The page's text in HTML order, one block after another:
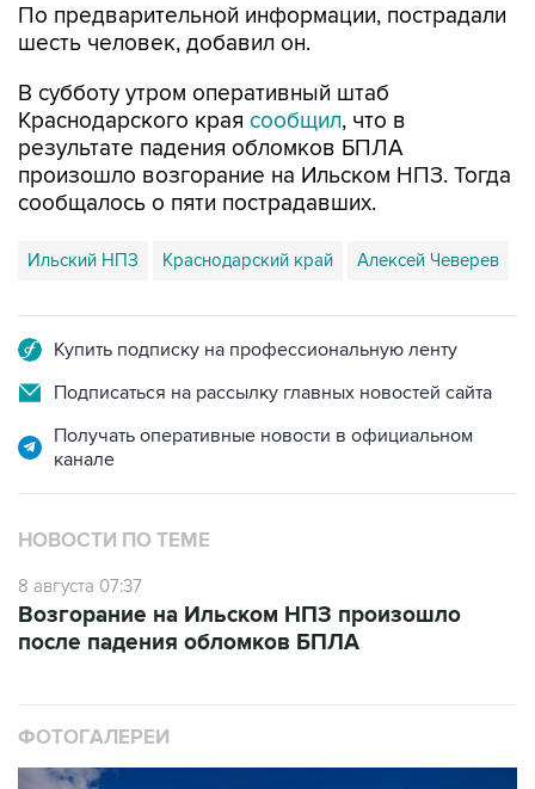
По предварительной информации, пострадали
шесть человек, добавил он.
В субботу утром оперативный штаб
Краснодарского края сообщил, что в
результате падения обломков БПЛА
произошло возгорание на Ильском НПЗ. Тогда
сообщалось о пяти пострадавших.
Ильский НПЗ Краснодарский край Алексей Чеверев
Купить подписку на профессиональную ленту
Подписаться на рассылку главных новостей сайта
Получать оперативные новости в официальном
канале
НОВОСТИ ПО ТЕМЕ
8 августа 07:37
Возгорание на Ильском НПЗ произошло
после падения обломков БПЛА
ФОТОГАЛЕРЕИ